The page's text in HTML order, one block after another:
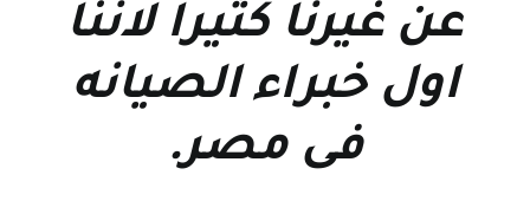
عن غيرنا كثيرا لاننا
اول خبراء الصيانه
فى مصر.